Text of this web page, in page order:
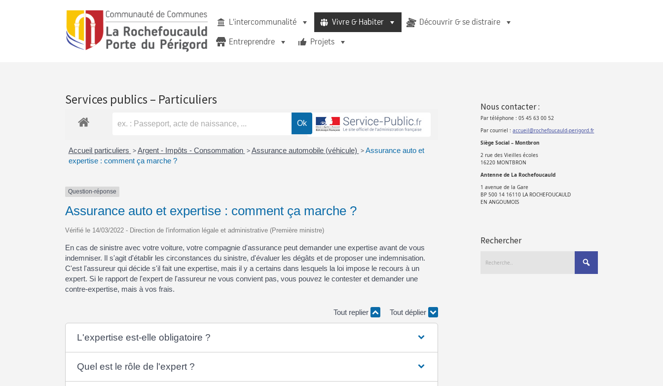
L'intercommunalité Vivre & Habiter
Découvrir & se distraire
Entreprendre
Projets
Services publics – Particuliers
Accueil particuliers > Argent - Impôts - Consommation > Assurance automobile (véhicule) > Assurance auto et
expertise : comment ça marche ?
Question-réponse
Assurance auto et expertise : comment ça marche ?
Vérifié le 14/03/2022 - Direction de l'information légale et administrative (Première ministre)
En cas de sinistre avec votre voiture, votre compagnie d'assurance peut demander une expertise avant de vous
indemniser. Il s'agit d'établir les circonstances du sinistre, d'évaluer les dégâts et de proposer une indemnisation.
C'est l'assureur qui décide s'il fait une expertise, mais il y a certains dans lesquels la loi impose le recours à un
expert. Si le rapport de l'expert de l'assureur ne vous convient pas, vous pouvez le contester et demander une
contre-expertise, mais à vos frais.
Tout replier Tout déplier
L'expertise est-elle obligatoire ?
Quel est le rôle de l'expert ?
Nous contacter :
Par téléphone : 05 45 63 00 52
Par courriel :accueil@rochefoucauld-perigord.fr
Siège Social – Montbron
2 rue des Vieilles écoles
16220 MONTBRON
Antenne de La Rochefoucauld
1 avenue de la Gare
BP 500 14 16110 LA ROCHEFOUCAULD
EN ANGOUMOIS
Rechercher